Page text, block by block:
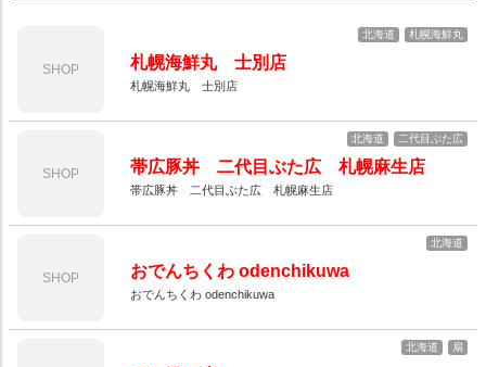
SHOP
北海道 札幌海鮮丸
札幌海鮮丸 士別店
札幌海鮮丸 士別店
SHOP
北海道 二代目ぶた広
帯広豚丼 二代目ぶた広 札幌麻生店
帯広豚丼 二代目ぶた広 札幌麻生店
SHOP
北海道
おでんちくわ odenchikuwa
おでんちくわ odenchikuwa
北海道 扇